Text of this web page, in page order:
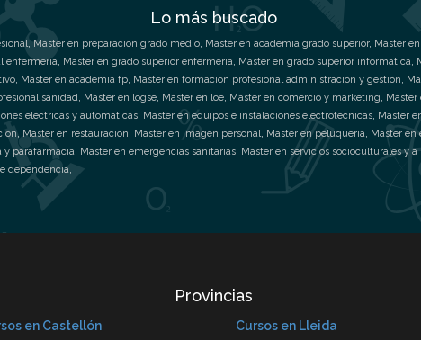
Lo más buscado
,Máster en preparacion grado medio, Máster en academia grado superior, Máster
enfermeria, Máster en grado superior enfermeria, Máster en grado superior informatica,
, Máster en academia fp, Máster en formacion profesional administración y gestión,
sanidad, Máster en logse, Máster en loe, Máster en comercio y marketing,
eléctricas y automáticas, Máster en equipos e instalaciones electrotécnicas, Máster
, Máster en restauración, Máster en imagen personal, Máster en peluquería, Máster en
y parafarmacia, Máster en emergencias sanitarias, Máster en servicios socioculturales y
dependencia,
Provincias
en Castellón
Cursos en Lleida